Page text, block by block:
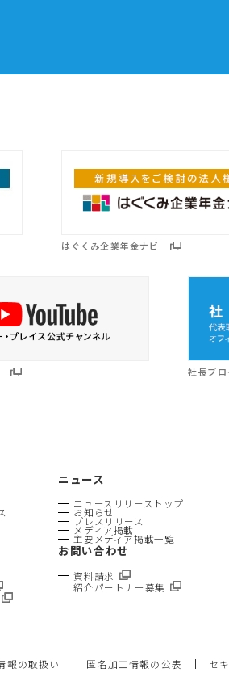
はぐくみ企業年金ナビ
社長ブロ
ニュース
ニュースリリーストップ
お知らせ
プレスリリース
メディア掲載
主要メディア掲載一覧
お問い合わせ
資料請求
紹介パートナー募集
報の取扱い 匿名加工情報の公表 セ